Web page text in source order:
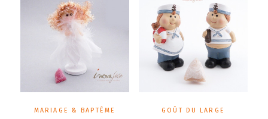
MARIAGE & BAPTÊME GOÛT DU LARGE